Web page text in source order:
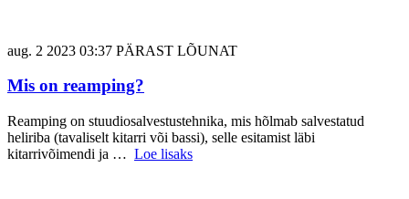
aug. 2 2023 03:37 PÄRAST LÕUNAT
Mis on reamping?
Reamping on stuudiosalvestustehnika, mis hõlmab salvestatud
heliriba (tavaliselt kitarri või bassi), selle esitamist läbi
kitarrivõimendi ja … Loe lisaks